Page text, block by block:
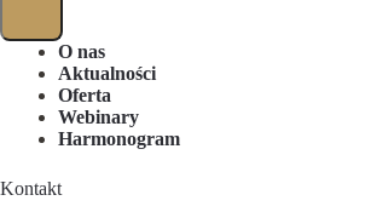
O nas
Aktualności
Oferta
Webinary
Harmonogram
Kontakt